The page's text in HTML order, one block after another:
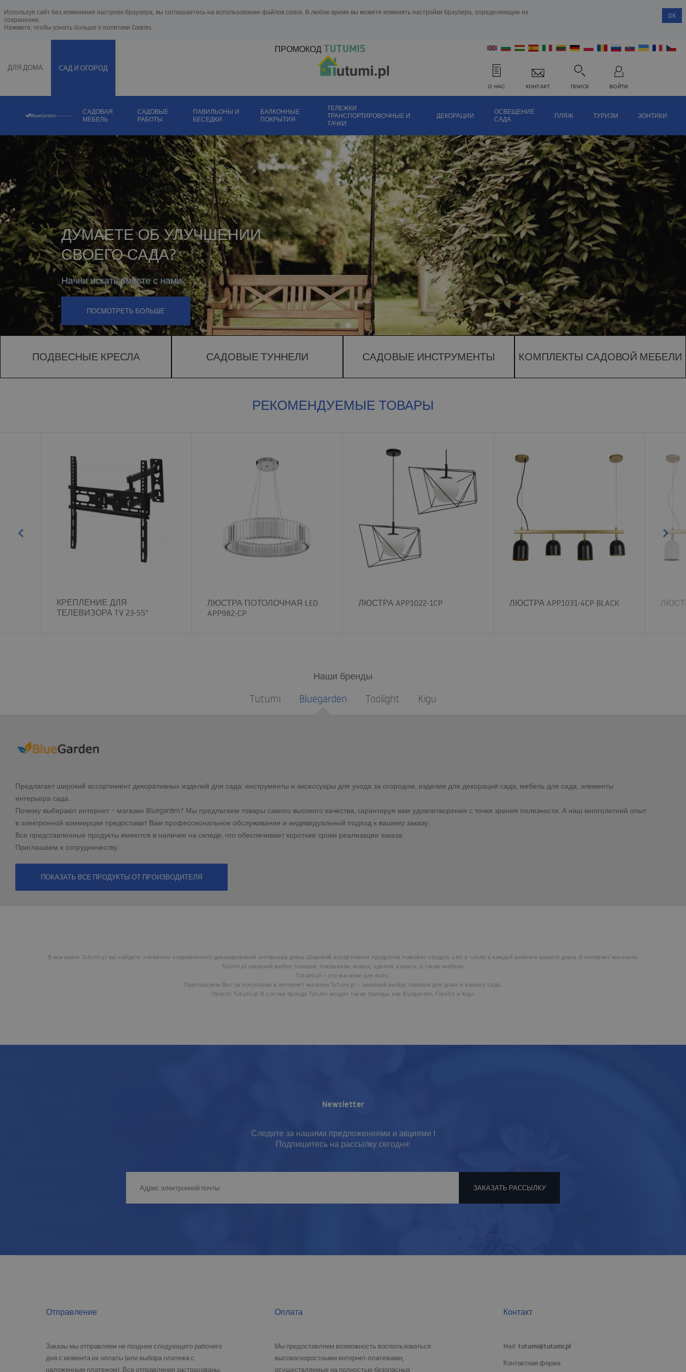
Используя сайт без изменения настроек браузера, вы соглашаетесь на использование файлов cookie. В любое время вы можете изменить настройки браузера, определяющие их
сохранение.
Нажмите, чтобы узнать больше о политики Cookies.
OK
ДЛЯ ДОМА САД И ОГОРОД
ПРОМОКОД TUTUMI5
О НАС КОНТАКТ ПОИСК ВОЙТИ
САДОВАЯ
МЕБЕЛЬ
САДОВЫЕ
РАБОТЫ
ПАВИЛЬОНЫ И
БЕСЕДКИ
БАЛКОННЫЕ
ПОКРЫТИЯ
ТЕЛЕЖКИ
ТРАНСПОРТИРОВОЧНЫЕ И
ТАЧКИ
ДЕКОРАЦИИ
ОСВЕЩЕНИЕ
САДА
ПЛЯЖ ТУРИЗМ ЗОНТИКИ
ДАЧНЫЙ СЕЗОН ОТКРЫТ ...
ПОСМОТРЕТЬ БОЛЬШЕ
ПОДВЕСНЫЕ КРЕСЛА САДОВЫЕ ТУННЕЛИ САДОВЫЕ ИНСТРУМЕНТЫ КОМПЛЕКТЫ САДОВОЙ МЕБЕЛИ
РЕКОМЕНДУЕМЫЕ ТОВАРЫ
КРЕПЛЕНИЕ ДЛЯ
ТЕЛЕВИЗОРА TV 23-55"
ЛЮСТРА ПОТОЛОЧНАЯ LED
APP982-CP
ЛЮСТРА APP1022-1CP ЛЮСТРА APP1031-4CP BLACK
Наши бренды
Tutumi Bluegarden Toolight Kigu
Предлагает широкий ассортимент декоративных изделий для сада: инструменты и аксессуары для ухода за огородом, изделия для декораций сада, мебель для сада, элементы
интерьера сада.
Почему выбирают интернет – магазин Bluegarden? Мы предлагаем товары самого высокого качества, гарантируя вам удовлетворения с точки зрения полезности. А наш многолетний опыт
в электронной коммерции предоставит Вам профессиональное обслуживание и индивидуальный подход к вашему заказу.
Все представленные продукты имеются в наличие на складе, что обеспечивает короткие сроки реализации заказа.
Приглашаем к сотрудничеству.
ПОКАЗАТЬ ВСЕ ПРОДУКТЫ ОТ ПРОИЗВОДИТЕЛЯ
В магазине Tutumi.pl вы найдете элементы современного декорирования интерьера дома. Широкий ассортимент продуктов поможет создать уют и тепло в каждой комнате вашего дома. В интернет магазине
Tutumi.pl широкий выбор товаров: покрывала, ковры, одеяла, халаты, а также мебель.
Tutumi.pl – это магазин для всех.
Приглашаем Вас за покупками в интернет магазин Tutumi.pl – широкий выбор товаров для дома и вашего сада.
Просто Tutumi.pl В состав бренда Tutumi входят такие бренды, как Bluegarden, Flexifit и Kigu.
Newsletter
Следите за нашими предложениями и акциями !
Подпишитесь на рассылку сегодня!
ЗАКАЗАТЬ РАССЫЛКУ
Отправление
Заказы мы отправляем не позднее следующего рабочего
дня с момента их оплаты (или выбора платежа с
наложенным платежом). Все отправления застрахованы,
Оплата
Мы предоставляем возможность воспользоваться
высокоскоростными интернет-платежами,
осуществляемые на полностью безопасных
Контакт
Mail: tutumi@tutumi.pl
Контактная форма